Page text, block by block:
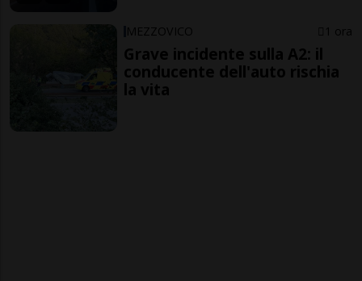
MEZZOVICO 1 ora
Grave incidente sulla A2: il
conducente dell'auto rischia
la vita